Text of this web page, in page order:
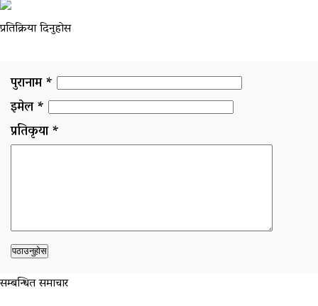
प्रतिक्रिया दिनुहोस
पुरानाम *
इमेल *
प्रतिकृया *
सम्बन्धित समाचार